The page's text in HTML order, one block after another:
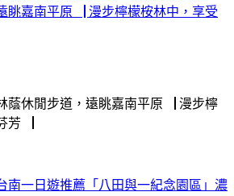
眺嘉南平原▕ 漫步檸檬桉林中，享受
蔭休閒步道，遠眺嘉南平原▕ 漫步檸
芳▕
南一日遊推薦「八田與一紀念園區」濃